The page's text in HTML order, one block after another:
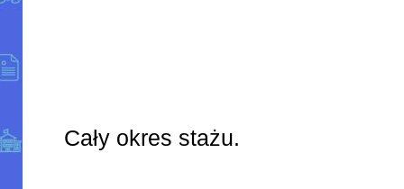
Cały okres stażu.